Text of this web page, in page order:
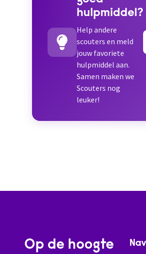
hulpmiddel?
Help andere
scouters en meld
jouw favoriete
hulpmiddel aan.
Samen maken we
Scouters nog
leuker!
Op de hoogte